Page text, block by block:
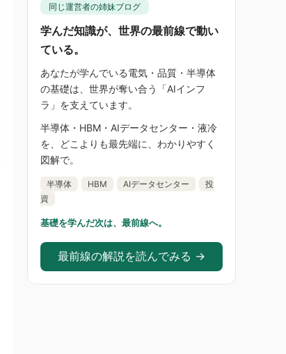
同じ運営者の姉妹ブログ
学んだ知識が、世界の最前線で動い
ている。
あなたが学んでいる電気・品質・半導体
の基礎は、世界が奪い合う「AIインフ
ラ」を支えています。
半導体・HBM・AIデータセンター・液冷
を、どこよりも最先端に、わかりやすく
図解で。
半導体 HBM AIデータセンター
投
資
基礎を学んだ次は、最前線へ。
最前線の解説を読んでみる →